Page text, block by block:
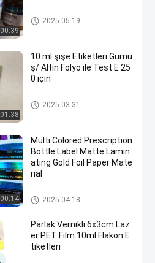
00:39
10 mL Flakon Etiketleri
2025-05-19
01:38
10 ml şişe Etiketleri Gümü
ş/ Altın Folyo ile Test E 25
0 için
10 mL Flakon Etiketleri
2025-03-31
00:14
Multi Colored Prescription
Bottle Label Matte Lamin
ating Gold Foil Paper Mate
rial
10 mL Flakon Etiketleri
2025-04-18
Parlak Vernikli 6x3cm Laz
er PET Film 10ml Flakon E
tiketleri